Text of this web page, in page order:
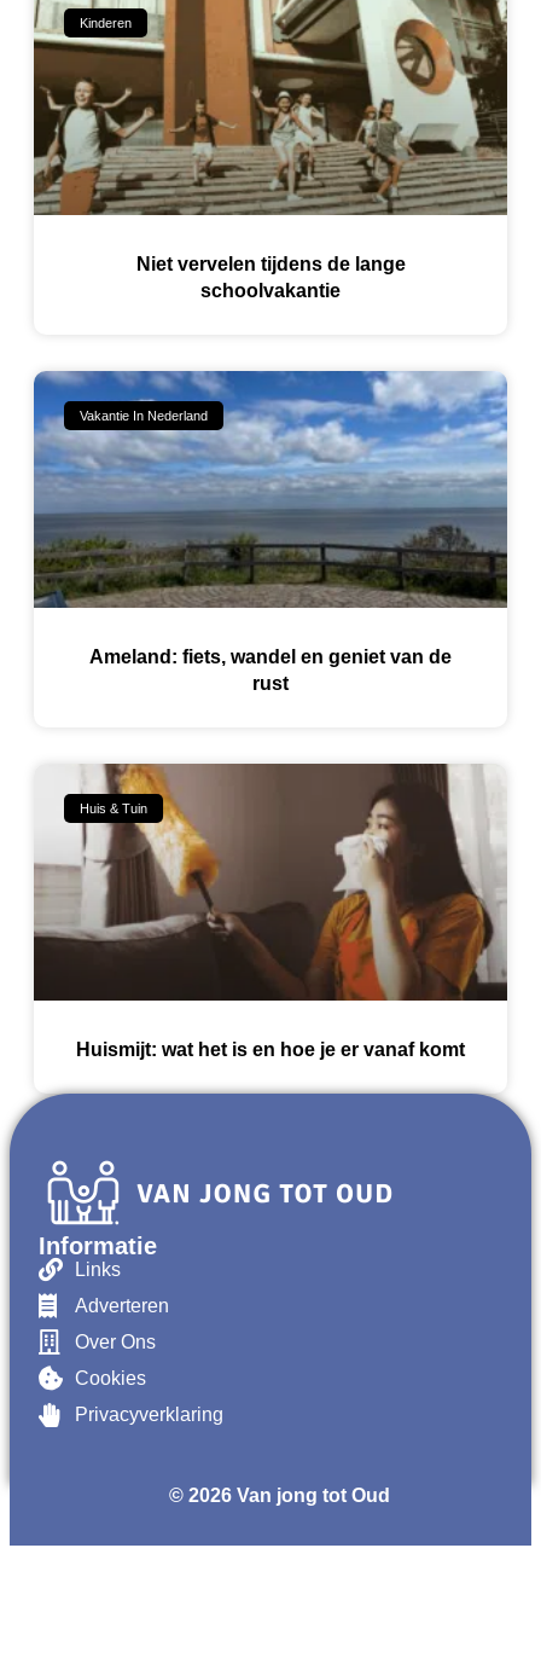
Kinderen
Niet vervelen tijdens de lange
schoolvakantie
Vakantie In Nederland
Ameland: fiets, wandel en geniet van de
rust
Huis & Tuin
Huismijt: wat het is en hoe je er vanaf komt
Informatie
Links
Adverteren
Over Ons
Cookies
Privacyverklaring
© 2026 Van jong tot Oud